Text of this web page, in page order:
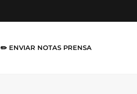
✏️ ENVIAR NOTAS PRENSA